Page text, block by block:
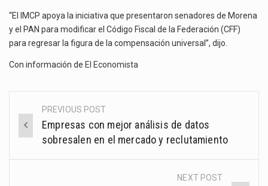
“El IMCP apoya la iniciativa que presentaron senadores de Morena
y el PAN para modificar el Código Fiscal de la Federación (CFF)
para regresar la figura de la compensación universal”, dijo.
Con información de El Economista
Post
navigation
PREVIOUS POST
Empresas con mejor análisis de datos
sobresalen en el mercado y reclutamiento
NEXT POST